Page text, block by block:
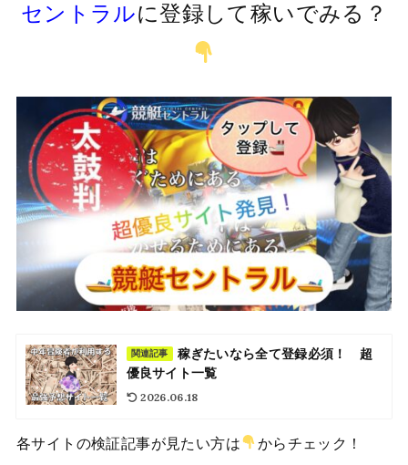
セントラルに登録して稼いでみる？
関連記事
稼ぎたいなら全て登録必須！ 超
優良サイト一覧
2026.06.18
各サイトの検証記事が見たい方は からチェック！